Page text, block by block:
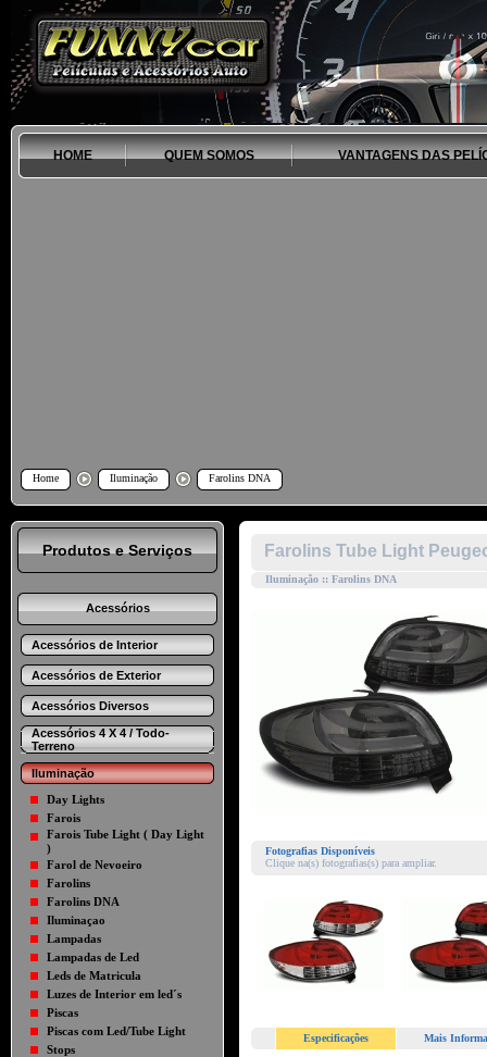
HOME QUEM SOMOS VANTAGENS DAS
Home Iluminação Farolins DNA
Produtos e Serviços
Acessórios
Acessórios de Interior
Acessórios de Exterior
Acessórios Diversos
Acessórios 4 X 4 / Todo-
Terreno
Iluminação
Day Lights
Farois
Farois Tube Light ( Day Light
)
Farol de Nevoeiro
Farolins
Farolins DNA
Iluminaçao
Lampadas
Lampadas de Led
Leds de Matricula
Luzes de Interior em led´s
Piscas
Piscas com Led/Tube Light
Stops
Farolins Tube Light
Iluminação :: Farolins DNA
Fotografias Disponíveis
Clique na(s) fotografias(s) para ampliar.
Especificações Mais